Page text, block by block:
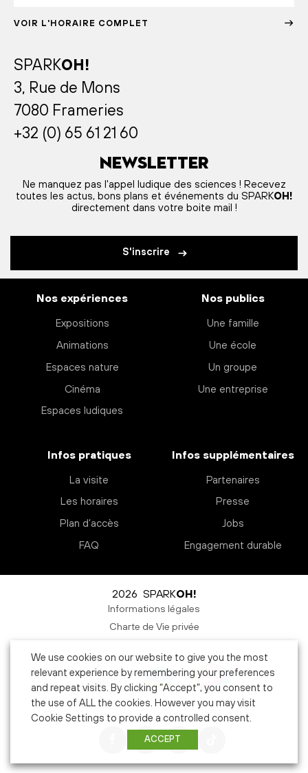
VOIR L'HORAIRE COMPLET
SPARKOH!
3, Rue de Mons
7080 Frameries
+32 (0) 65 61 21 60
Newsletter
Ne manquez pas l'appel ludique des sciences ! Recevez
toutes les actus, bons plans et événements du SPARKOH!
directement dans votre boite mail !
S'inscrire
Nos expériences
Expositions
Animations
Espaces nature
Cinéma
Espaces ludiques
Nos publics
Une famille
Une école
Un groupe
Une entreprise
Infos pratiques
La visite
Les horaires
Plan d’accès
FAQ
Infos supplémentaires
Partenaires
Presse
Jobs
Engagement durable
2026 SPARKOH!
Informations légales
Charte de Vie privée
We use cookies on our website to give you the most
relevant experience by remembering your preferences
and repeat visits. By clicking “Accept”, you consent to
the use of ALL the cookies. However you may visit
Cookie Settings to provide a controlled consent.
ACCEPT